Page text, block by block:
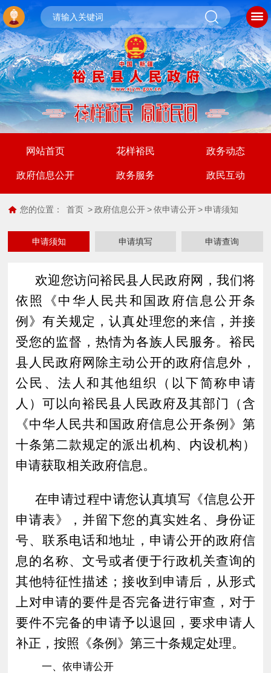
网站首页 花样裕民 政务动态
政府信息公开 政务服务 政民互动
您的位置： 首页 > 政府信息公开 > 依申请公开 > 申请须知
申请须知 申请填写 申请查询
欢迎您访问裕民县人民政府网，我们将
依照《中华人民共和国政府信息公开条
例》有关规定，认真处理您的来信，并接
受您的监督，热情为各族人民服务。 裕民
县人民政府网除主动公开的政府信息外，
公民、法人和其他组织（以下简称申请
人）可以向裕民县 人民政府及其部门（含
《中华人民共和国政府信息公开条例》第
十条第二款规定的派出机构、内设机构）
申请获取相关政府信息。
在申请过程中请您认真填写《信息公开
申请表》，并留下您的真实姓名、身份证
号、联系电话和地址，申请公开的政府信
息的名称、文号或者便于行政机关查询的
其他特征性描述；接收到申请后，从形式
上对申请的要件是否完备进行审查，对于
要件不完备的申请予以退回，要求申请人
补正，按照《条例》第三十条规定处理。
一、依申请公开